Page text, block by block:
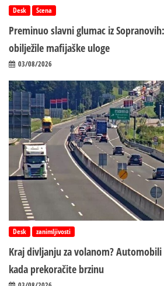
Desk Scena
Preminuo slavni glumac iz
obilježile mafijaške uloge
03/08/2026
Desk zanimljivosti
Kraj divljanju za volanom?
kada prekoračite brzinu